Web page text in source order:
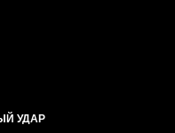
УДАР